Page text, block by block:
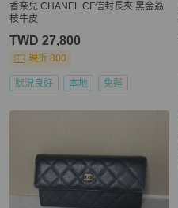
香奈兒 CHANEL CF信封長夾 黑金荔
枝牛皮
TWD 27,800
現折 800
狀況良好 本地 免運